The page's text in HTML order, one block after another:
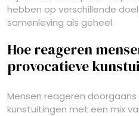
hebben op verschillende
samenleving als geheel.
Hoe reageren
provocatieve
Mensen reageren
kunstuitingen met een mix